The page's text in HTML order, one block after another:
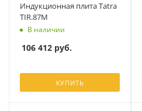
Индукционная плита Tatra
TIR.87M
В наличии
106 412 руб.
КУПИТЬ